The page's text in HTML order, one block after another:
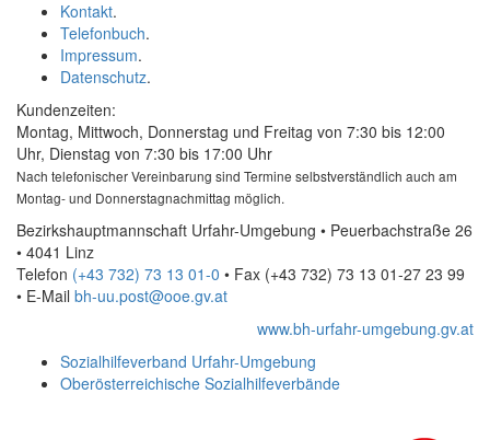
Kontakt.
Telefonbuch.
Impressum.
Datenschutz.
Kundenzeiten:
Montag, Mittwoch, Donnerstag und Freitag von 7:30 bis 12:00
Uhr, Dienstag von 7:30 bis 17:00 Uhr
Nach telefonischer Vereinbarung sind Termine selbstverständlich auch am
Montag- und Donnerstagnachmittag möglich.
Bezirkshauptmannschaft Urfahr-Umgebung • Peuerbachstraße 26
• 4041 Linz
Telefon (+43 732) 73 13 01-0 • Fax (+43 732) 73 13 01-27 23 99
• E-Mail bh-uu.post@ooe.gv.at
www.bh-urfahr-umgebung.gv.at
Sozialhilfeverband Urfahr-Umgebung
Oberösterreichische Sozialhilfeverbände